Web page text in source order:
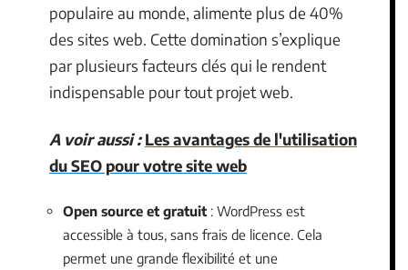
populaire au monde, alimente plus de 40%
des sites web. Cette domination s’explique
par plusieurs facteurs clés qui le rendent
indispensable pour tout projet web.
A voir aussi : Les avantages de l'utilisation
du SEO pour votre site web
Open source et gratuit : WordPress est
accessible à tous, sans frais de licence. Cela
permet une grande flexibilité et une